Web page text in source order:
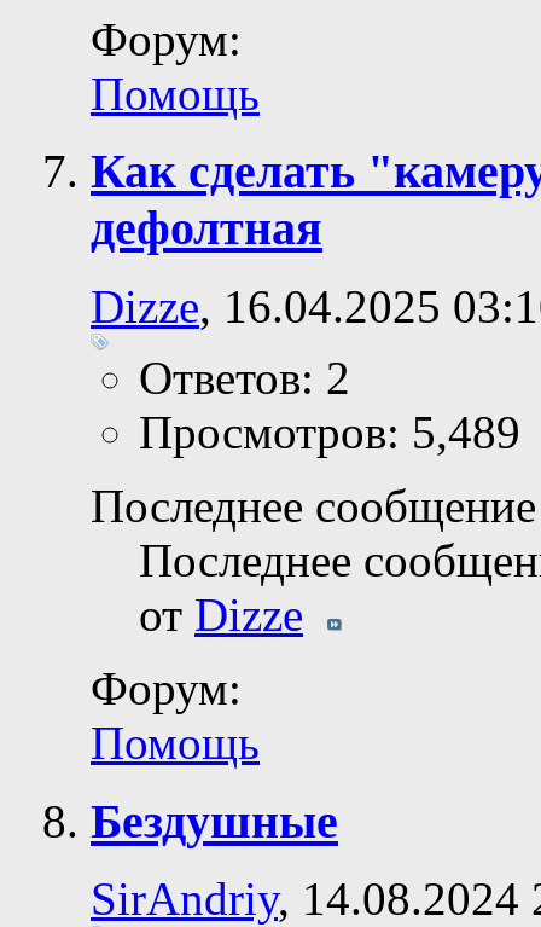
Форум:
Помощь
Как сделать
дефолтная
Dizze, 16.04.2025
Ответов: 2
Просмотров: 5,489
Последнее
Последнее
от Dizze
Форум:
Помощь
Бездушные
SirAndriy, 14.08.2024